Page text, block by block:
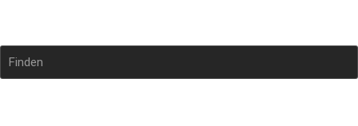
Finden